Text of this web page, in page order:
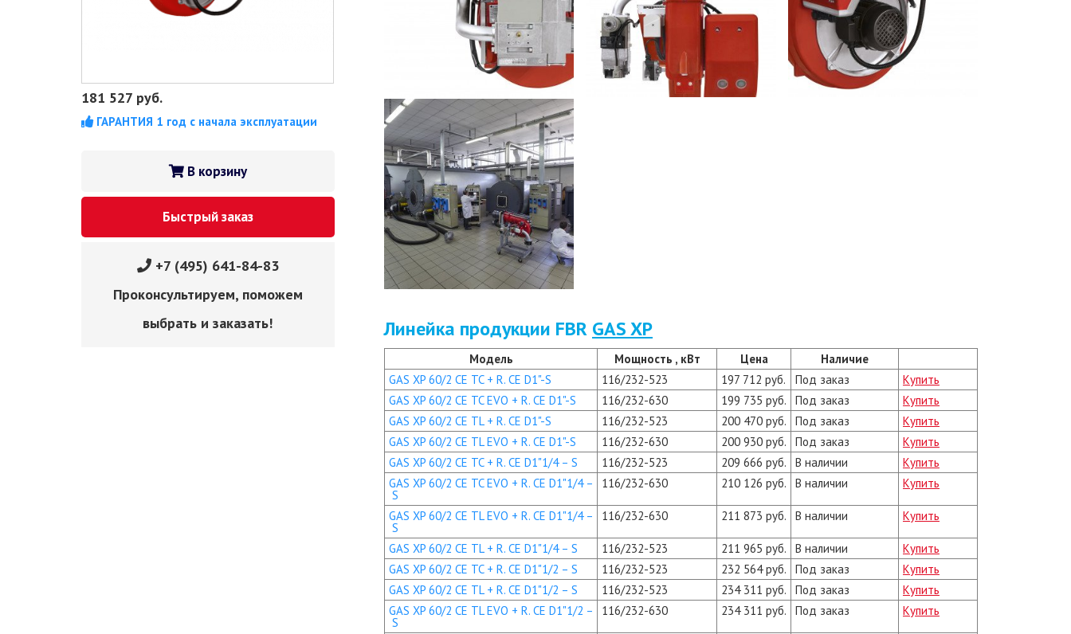
181 527 руб.
ГАРАНТИЯ 1 год с начала эксплуатации
В корзину
Быстрый заказ
+7 (495) 641-84-83
Проконсультируем, поможем
выбрать и заказать!
Линейка продукции FBR GAS XP
Модель Мощность , кВт Цена
Наличие
GAS XP 60/2 CE TC + R. CE D1"-S
116/232-523 197 712 руб. Под заказ
Купить
GAS XP 60/2 CE TC EVO + R. CE D1"-S
116/232-630 199 735 руб. Под заказ
Купить
GAS XP 60/2 CE TL + R. CE D1"-S
116/232-523 200 470 руб. Под заказ
Купить
GAS XP 60/2 CE TL EVO + R. CE D1"-S
116/232-630 200 930 руб. Под заказ
Купить
GAS XP 60/2 CE TC + R. CE D1"1/4 – S
116/232-523 209 666 руб. В наличии
Купить
GAS XP 60/2 CE TC EVO + R. CE D1"1/4 –
S
116/232-630 210 126 руб. В наличии Купить
GAS XP 60/2 CE TL EVO + R. CE D1"1/4 –
S
116/232-630 211 873 руб. В наличии Купить
GAS XP 60/2 CE TL + R. CE D1"1/4 – S 116/232-523 211 965 руб. В наличии
Купить
GAS XP 60/2 CE TC + R. CE D1"1/2 – S
116/232-523 232 564 руб. Под заказ
Купить
GAS XP 60/2 CE TL + R. CE D1"1/2 – S
116/232-523 234 311 руб. Под заказ
Купить
GAS XP 60/2 CE TL EVO + R. CE D1"1/2 –
S
116/232-630 234 311 руб. Под заказ Купить